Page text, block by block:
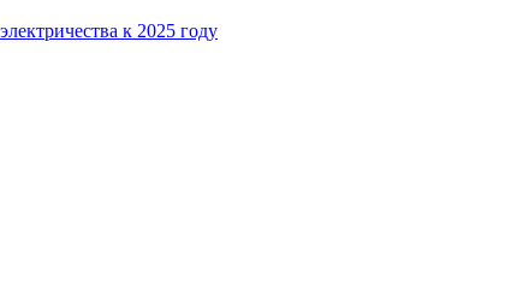
к 2025 году